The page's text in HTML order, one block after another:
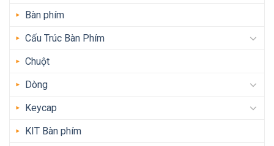
Bàn phím
Cấu Trúc Bàn Phím
Chuột
Dòng
Keycap
KIT Bàn phím